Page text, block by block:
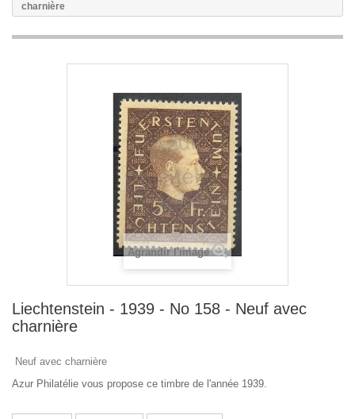
charnière
Agrandir l'image
Liechtenstein - 1939 - No 158 - Neuf avec
charnière
Neuf avec charnière
Azur Philatélie vous propose ce timbre de l'année 1939.